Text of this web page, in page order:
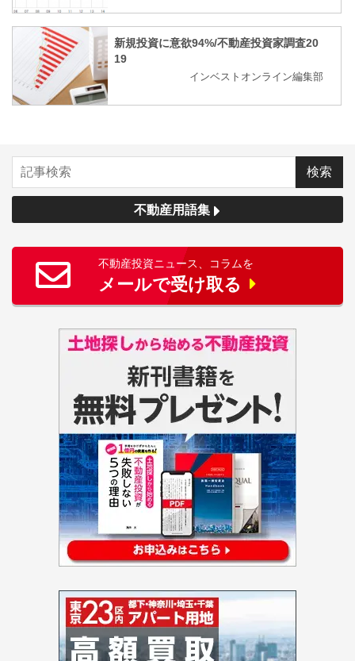
新規投資に意欲94%/不動産投資家調査20
19
インベストオンライン編集部
不動産用語集
不動産投資ニュース、コラムを
メールで受け取る